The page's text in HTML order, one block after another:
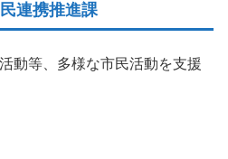
連携推進課
動等、多様な市民活動を支援